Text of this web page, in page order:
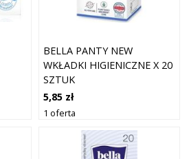
BELLA PANTY NEW
WKŁADKI HIGIENICZNE X 20
SZTUK
5,85 zł
1 oferta